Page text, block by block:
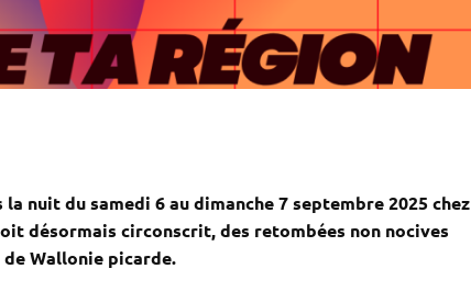
nuit du samedi 6 au dimanche 7 septembre 2025 chez
désormais circonscrit, des retombées non nocives
Wallonie picarde.